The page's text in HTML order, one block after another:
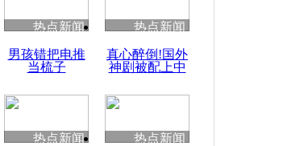
热点新闻
男孩错把电推
当梳子
热点新闻
真心醉倒!国外
神剧被配上中
热点新闻
热点新闻